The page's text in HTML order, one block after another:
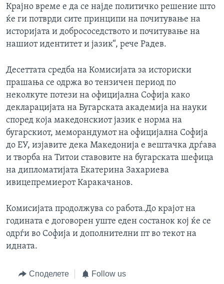
Крајно време е да се најде политичко решение што
ќе ги потврди сите принципи на почитување на
историјата и добрососедството и почитување на
нашиот идентитет и јазик“, рече Радев.
Десеттата средба на Комисијата за историски
прашања се одржа во тензичен период по
неколкуте потези на официјална Софија како
декларацијата на Бугарската академија на науки
според која македонскиот јазик е норма на
бугарскиот, меморандумот на официјална Софија
до ЕУ, изјавите дека Македонија е вештачка дрѓава
и творба на Титои ставовите на бугарската шефица
на дипломатијата Екатерина Захариева
ивицепремиерот Каракачанов.
Комисијата продолжува со работа.До крајот на
годината е договорен уште еден состанок кој ќе се
одрѓи во Софија и дополнителни пт во текот на
идната.
Споделете Follow us